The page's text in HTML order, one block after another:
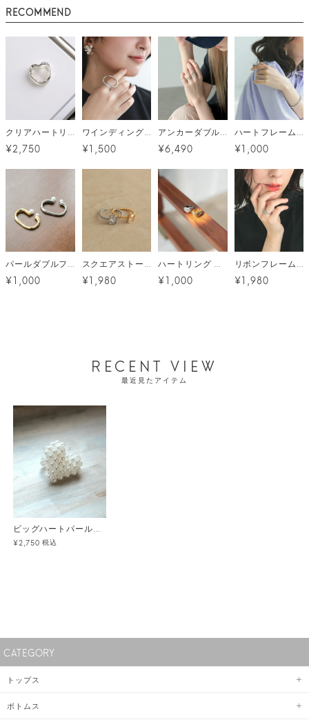
RECOMMEND
¥2,750 ¥1,500 ¥6,490 ¥1,000
パールダブルフィンガーリング メール便
¥1,000
スクエアストーンリング メール便
¥1,980
ハートリング メール便
¥1,000
リボンフレームリング メール便
¥1,980
RECENT VIEW
最近見たアイテム
¥2,750 税込
CATEGORY
トップス
ボトムス